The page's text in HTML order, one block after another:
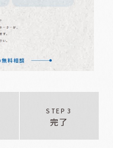
STEP 3
完了